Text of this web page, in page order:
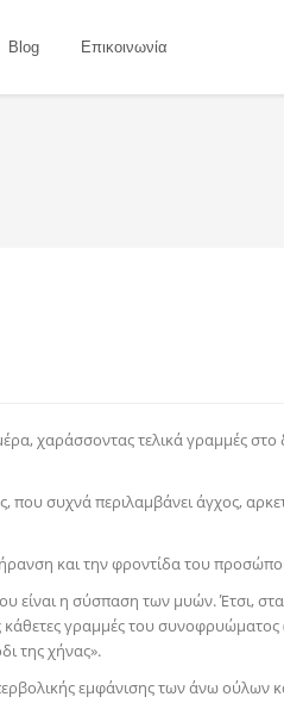
Blog Επικοινωνία
χαράσσοντας τελικά γραμμές
συχνά περιλαμβάνει άγχος,
και την φροντίδα του
είναι η σύσπαση των μυών. Έτσι,
γραμμές του συνοφρυώματος
της χήνας».
εμφάνισης των άνω ούλων